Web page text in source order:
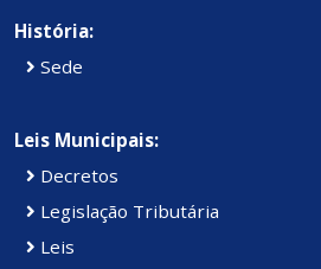
História:
Sede
Leis Municipais:
Decretos
Legislação Tributária
Leis